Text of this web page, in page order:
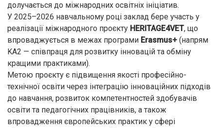
долучається до міжнародних освітніх ініціатив.
У 2025–2026 навчальному році заклад бере участь у
реалізації міжнародного проєкту HERITAGE4VET, що
впроваджується в межах програми Erasmus+ (напрям
KA2 — співпраця для розвитку інновацій та обміну
кращими практиками).
Метою проєкту є підвищення якості професійно-
технічної освіти через інтеграцію інноваційних підходів
до навчання, розвиток компетентностей здобувачів
освіти та педагогічних працівників, а також
впровадження європейських практик у сфері